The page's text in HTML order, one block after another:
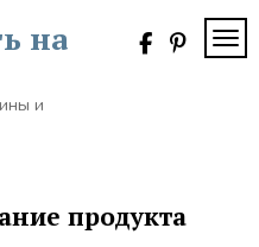
на
и
продукта